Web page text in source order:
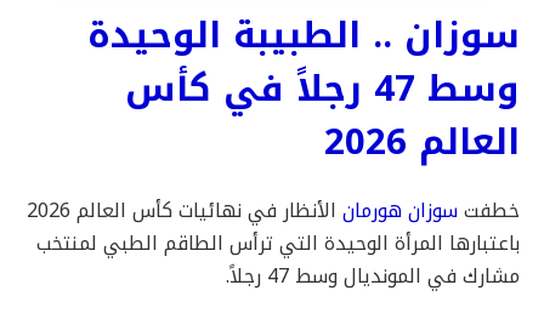
سوزان .. الطبيبة الوحيدة
وسط 47 رجلاً في كأس
العالم 2026
خطفتسوزان هورمان
الأنظار في نهائيات كأس العالم 2026
باعتبارها المرأة الوحيدة التي ترأس الطاقم الطبي لمنتخب
مشارك في المونديال وسط 47 رجلاً.